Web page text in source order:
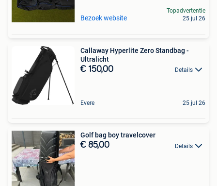
Bezoek website
Topadvertentie
25 jul 26
Callaway Hyperlite Zero Standbag -
Ultralicht
€ 150,00 Details
Evere 25 jul 26
Golf bag boy travelcover
€ 85,00 Details